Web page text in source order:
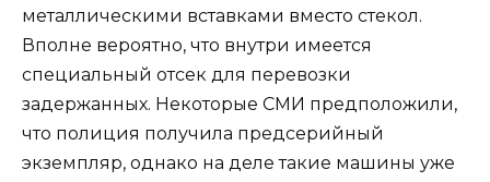
металлическими вставками вместо стекол.
Вполне вероятно, что внутри имеется
специальный отсек для перевозки
задержанных. Некоторые СМИ предположили,
что полиция получила предсерийный
экземпляр, однако на деле такие машины уже